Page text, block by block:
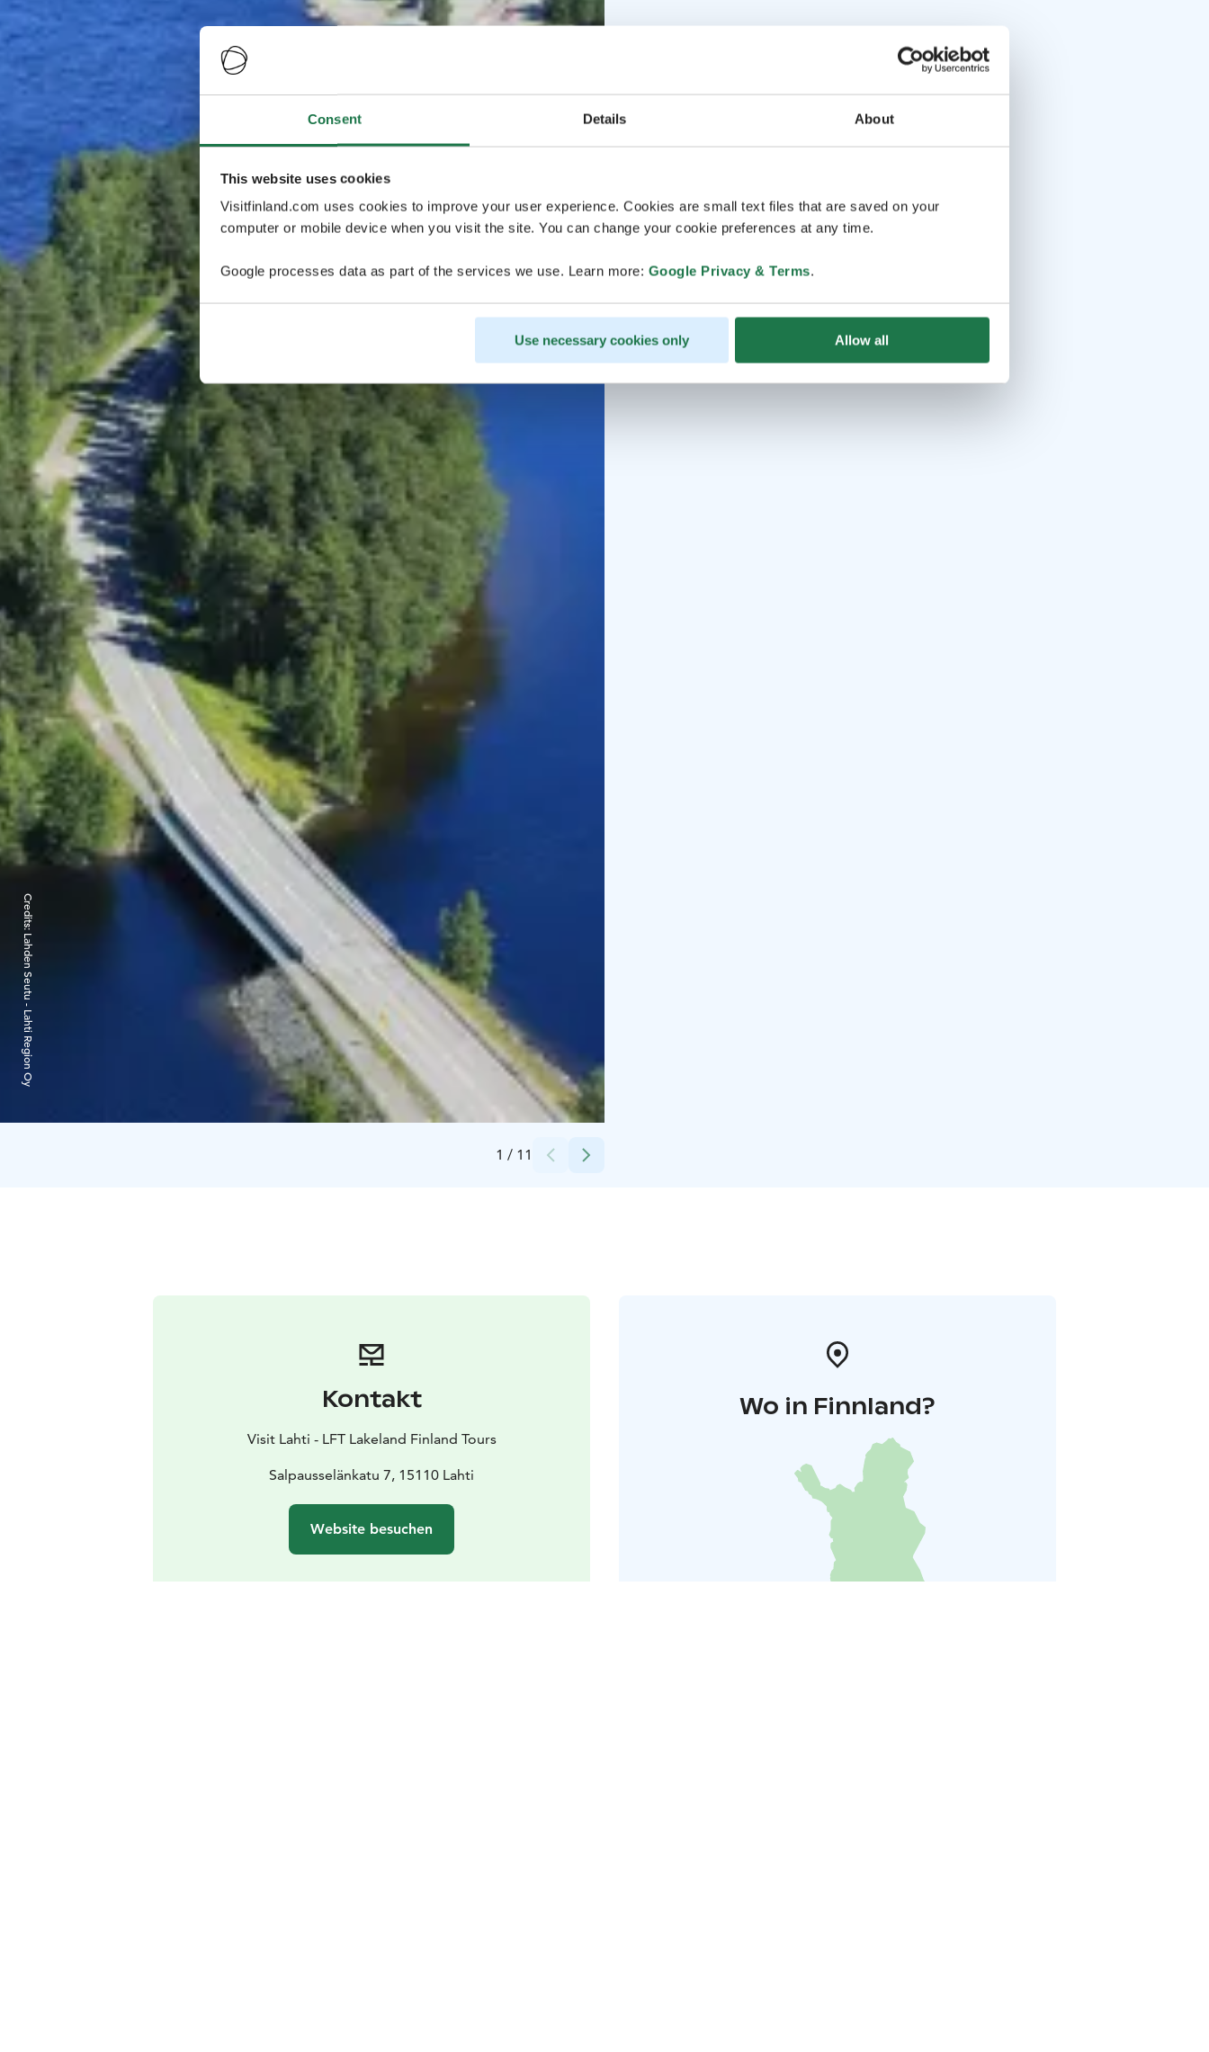
Consent Details About
This website uses cookies
Visitfinland.com uses cookies to improve your user experience. Cookies are small text files that are saved on your
computer or mobile device when you visit the site. You can change your cookie preferences at any time.
Google processes data as part of the services we use. Learn more: Google Privacy & Terms.
Use necessary cookies only Allow all
1 / 11
Credits:
Lahden Seutu - Lahti Region Oy
Kontakt
Visit Lahti - LFT Lakeland Finland Tours
Salpausselänkatu 7, 15110 Lahti
Website besuchen
Wo in Finnland?